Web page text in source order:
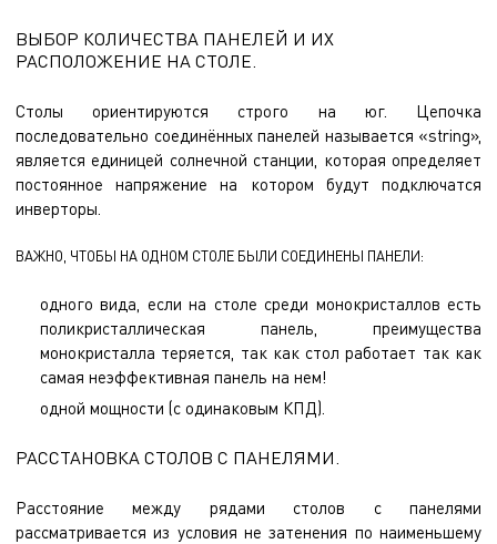
ВЫБОР КОЛИЧЕСТВА ПАНЕЛЕЙ И ИХ
РАСПОЛОЖЕНИЕ НА СТОЛЕ.
Столы ориентируются строго на юг. Цепочка
последовательно соединённых панелей называется «string»,
является единицей солнечной станции, которая определяет
постоянное напряжение на котором будут подключатся
инверторы.
ВАЖНО, ЧТОБЫ НА ОДНОМ СТОЛЕ БЫЛИ СОЕДИНЕНЫ ПАНЕЛИ:
одного вида, если на столе среди монокристаллов есть
поликристаллическая панель, преимущества
монокристалла теряется, так как стол работает так как
самая неэффективная панель на нем!
одной мощности (с одинаковым КПД).
РАССТАНОВКА СТОЛОВ С ПАНЕЛЯМИ.
Расстояние между рядами столов с панелями
рассматривается из условия не затенения по наименьшему